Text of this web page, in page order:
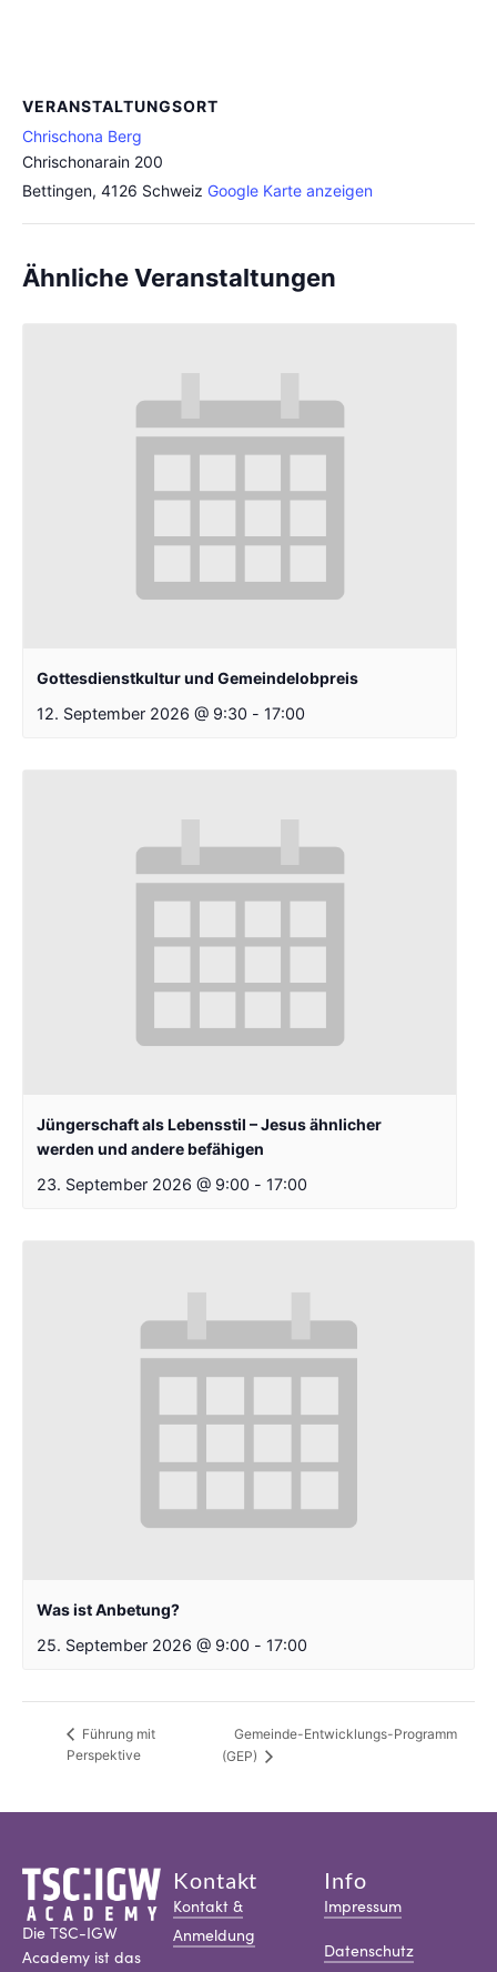
VERANSTALTUNGSORT
Chrischona Berg
Chrischonarain 200
Bettingen, 4126 Schweiz Google Karte anzeigen
Ähnliche Veranstaltungen
Gottesdienstkultur und Gemeindelobpreis
12. September 2026 @ 9:30 - 17:00
Jüngerschaft als Lebensstil – Jesus ähnlicher
werden und andere befähigen
23. September 2026 @ 9:00 - 17:00
Was ist Anbetung?
25. September 2026 @ 9:00 - 17:00
Führung mit
Perspektive
Gemeinde-Entwicklungs-Programm
(GEP)
Die TSC-IGW
Academy ist das
Kontakt
Kontakt &
Anmeldung
Info
Impressum
Datenschutz